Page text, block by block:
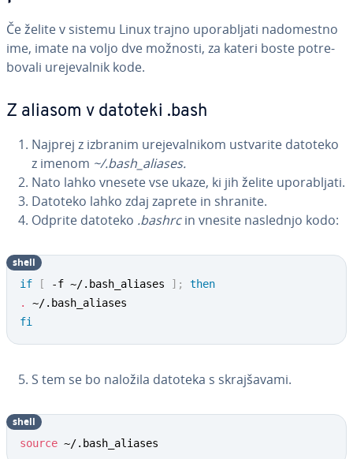
Če želite v sistemu Linux trajno upo­ra­blja­ti na­do­me­stno
ime, imate na voljo dve možnosti, za kateri boste po­tre­
bo­va­li ure­je­val­nik kode.
Z aliasom v datoteki .bash
Najprej z izbranim ure­je­val­ni­kom ustvarite datoteko
z imenom ~/.bash_aliases.
Nato lahko vnesete vse ukaze, ki jih želite upo­ra­blja­ti.
Datoteko lahko zdaj zaprete in shranite.
Odprite datoteko .bashrcin vnesite naslednjo kodo:
if [ -f ~/.bash_aliases ] ;
then
.
fi
shell
S tem se bo naložila datoteka s skraj­ša­va­mi.
source ~/.bash_aliases
shell